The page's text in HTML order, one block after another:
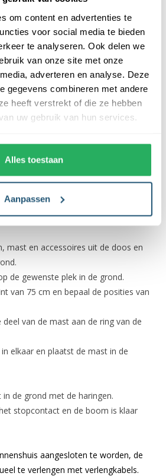
om content en advertenties te
voor social media te bieden
te analyseren. Ook delen we
van onze site met onze
adverteren en analyse. Deze
gegevens combineren met andere
heeft verstrekt of die ze hebben
uw gebruik van hun services.
Alles toestaan
Aanpassen
(4 dimstanden)
in
(Verlichting reageert op muziek
of voorgeprogrammeerde scènes
de Lumedi Smart Luxury
op te zetten volgens onderstaand
mast en accessoires uit de doos en
de gewenste plek in de grond.
van 75 cm en bepaal de posities van
van de mast aan de ring van de
elkaar en plaatst de mast in de
de grond met de haringen.
stopcontact en de boom is klaar
aangesloten te worden, de
te verlengen met verlengkabels.